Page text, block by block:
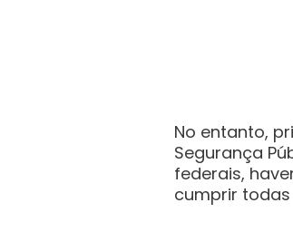
No entanto,
Segurança
federais,
cumprir